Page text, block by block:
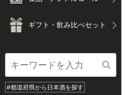
ギフト・飲み比べセット
#都道府県から日本酒を探す